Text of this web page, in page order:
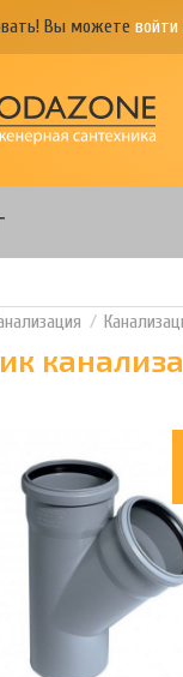
Вы можете войти